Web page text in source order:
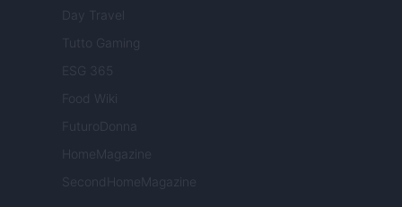
Day Travel
Tutto Gaming
ESG 365
Food Wiki
FuturoDonna
HomeMagazine
SecondHomeMagazine